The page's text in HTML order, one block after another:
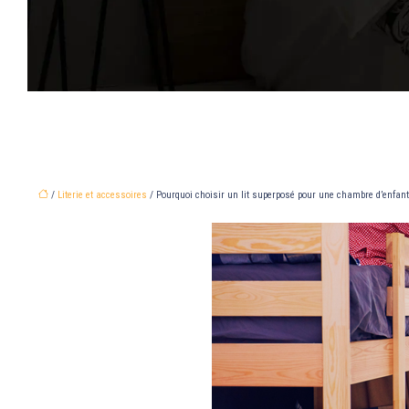
/ Literie et accessoires / Pourquoi choisir un lit superposé pour une chambre